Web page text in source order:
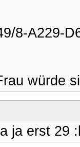
8-A229-
würde
ja erst 29